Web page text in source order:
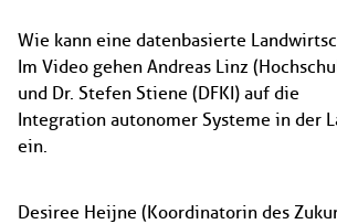
Wie kann eine datenbasierte
Im Video gehen Andreas Linz
und Dr. Stefen Stiene (DFKI) auf die
Integration autonomer Systeme in der
ein.
Desiree Heijne (Koordinatorin des